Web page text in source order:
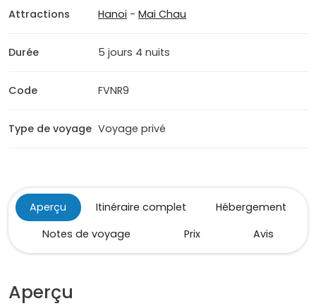
Attractions Hanoi -Mai Chau
Durée 5 jours 4 nuits
Code FVNR9
Type de voyage Voyage privé
Aperçu Itinéraire complet
Hébergement
Notes de voyage
Prix Avis
Aperçu